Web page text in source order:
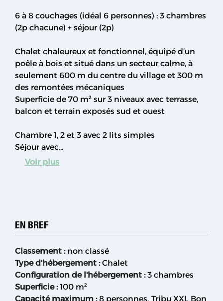
6 à 8 couchages (idéal 6 personnes) : 3 chambres
(2p chacune) + séjour (2p)
Chalet chaleureux et fonctionnel, équipé d’un
poêle à bois et situé dans un secteur calme, à
seulement 600 m du centre du village et 300 m
des remontées mécaniques
Superficie de 70 m² sur 3 niveaux avec terrasse,
balcon et terrain exposés sud et ouest
Chambre 1, 2 et 3 avec 2 lits simples
Séjour avec...
Voir plus
EN BREF
Classement : non classé
Type d'hébergement : Chalet
Configuration de l'hébergement : 3 chambres
Superficie: 100 m²
Capacité maximum : 8 personnes Tribu XXL Bon